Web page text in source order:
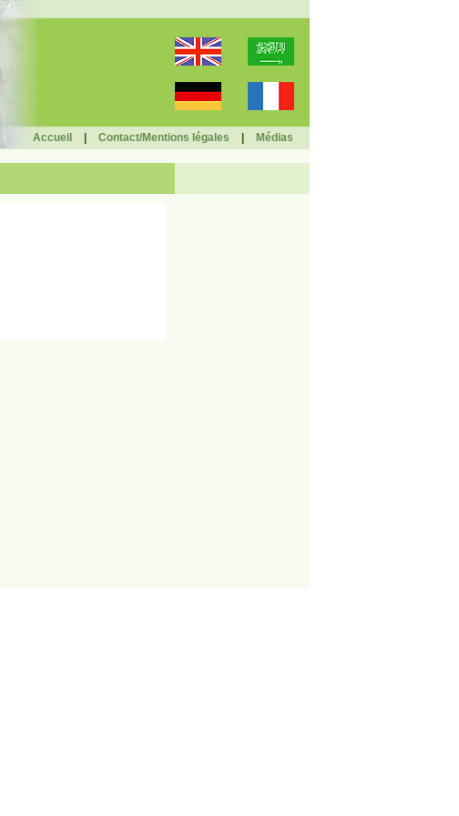
Accueil Contact/Mentions légales Médias